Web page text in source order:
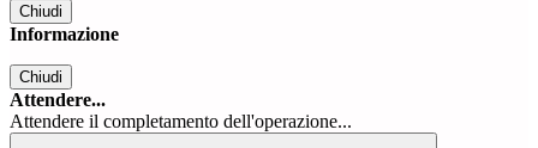
Chiudi
Informazione
Chiudi
Attendere...
Attendere il completamento dell'operazione...